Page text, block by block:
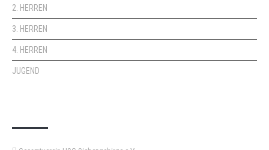
2. HERREN
3. HERREN
4. HERREN
JUGEND